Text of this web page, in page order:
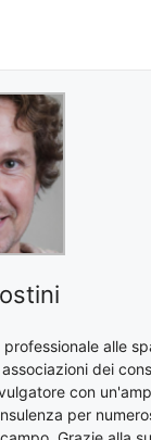
alle
dei
con
per